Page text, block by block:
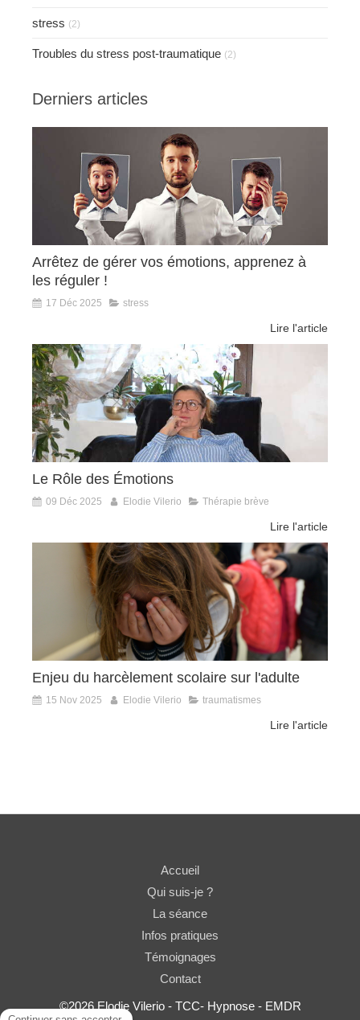
stress (2)
Troubles du stress post-traumatique (2)
Derniers articles
Arrêtez de gérer vos émotions, apprenez à
les réguler !
17 Déc 2025 stress
Lire l'article
Le Rôle des Émotions
09 Déc 2025 Elodie Vilerio Thérapie brève
Lire l'article
Enjeu du harcèlement scolaire sur l'adulte
15 Nov 2025 Elodie Vilerio traumatismes
Lire l'article
Accueil
Qui suis-je ?
La séance
Infos pratiques
Témoignages
Contact
©2026 Elodie Vilerio - TCC- Hypnose - EMDR